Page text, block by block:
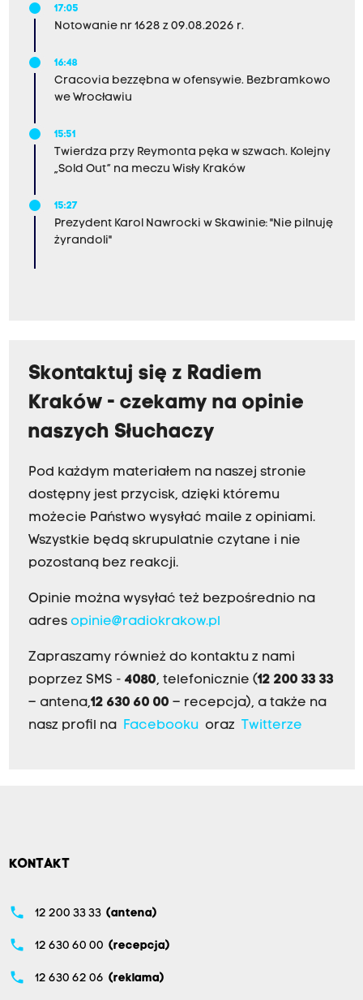
17:05
Notowanie nr 1628 z 09.08.2026 r.
16:48
Cracovia bezzębna w ofensywie. Bezbramkowo
we Wrocławiu
15:51
Twierdza przy Reymonta pęka w szwach. Kolejny
„Sold Out” na meczu Wisły Kraków
15:27
Prezydent Karol Nawrocki w Skawinie: "Nie pilnuję
żyrandoli"
Skontaktuj się z Radiem
Kraków - czekamy na opinie
naszych Słuchaczy
Pod każdym materiałem na naszej stronie
dostępny jest przycisk, dzięki któremu
możecie Państwo wysyłać maile z opiniami.
Wszystkie będą skrupulatnie czytane i nie
pozostaną bez reakcji.
Opinie można wysyłać też bezpośrednio na
adres opinie@radiokrakow.pl
Zapraszamy również do kontaktu z nami
poprzez SMS - 4080, telefonicznie (12 200 33 33
– antena,12 630 60 00 – recepcja), a także na
nasz profil na
Facebookuoraz Twitterze
KONTAKT
phone 12 200 33 33 (antena)
phone 12 630 60 00 (recepcja)
phone 12 630 62 06 (reklama)